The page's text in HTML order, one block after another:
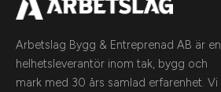
Arbetslag Bygg & Entreprenad AB är en
helhetsleverantör inom tak, bygg och
mark med 30 års samlad erfarenhet. Vi